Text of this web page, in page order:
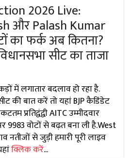
2026 Live:
और Palash Kumar
का फर्क अब कितना?
सीट का ताजा
में लगातार बदलाव हो रहा है.
की बात करें तो यहां BJP कैडिंडेट
प्रतिद्वंद्वी AITC उम्मीदवार
9983 वोटों से बढ़त बना ली है.West
नतीजों से जुड़ी हमारी पूरी लाइव
क्लिक करें...